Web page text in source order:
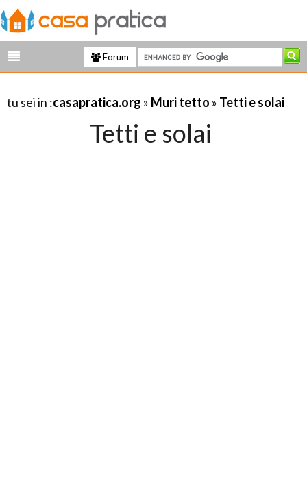
Forum
tu sei in :casapratica.org » Muri tetto » Tetti e solai
Tetti e solai